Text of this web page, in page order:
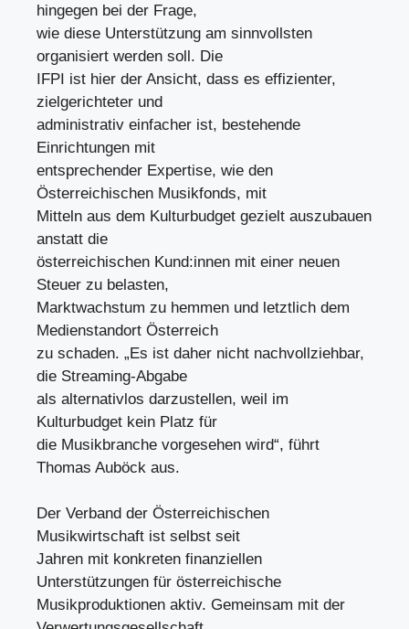
hingegen bei der Frage,
wie diese Unterstützung am sinnvollsten
organisiert werden soll. Die
IFPI ist hier der Ansicht, dass es effizienter,
zielgerichteter und
administrativ einfacher ist, bestehende
Einrichtungen mit
entsprechender Expertise, wie den
Österreichischen Musikfonds, mit
Mitteln aus dem Kulturbudget gezielt auszubauen
anstatt die
österreichischen Kund:innen mit einer neuen
Steuer zu belasten,
Marktwachstum zu hemmen und letztlich dem
Medienstandort Österreich
zu schaden. „Es ist daher nicht nachvollziehbar,
die Streaming-Abgabe
als alternativlos darzustellen, weil im
Kulturbudget kein Platz für
die Musikbranche vorgesehen wird“, führt
Thomas Auböck aus.
Der Verband der Österreichischen
Musikwirtschaft ist selbst seit
Jahren mit konkreten finanziellen
Unterstützungen für österreichische
Musikproduktionen aktiv. Gemeinsam mit der